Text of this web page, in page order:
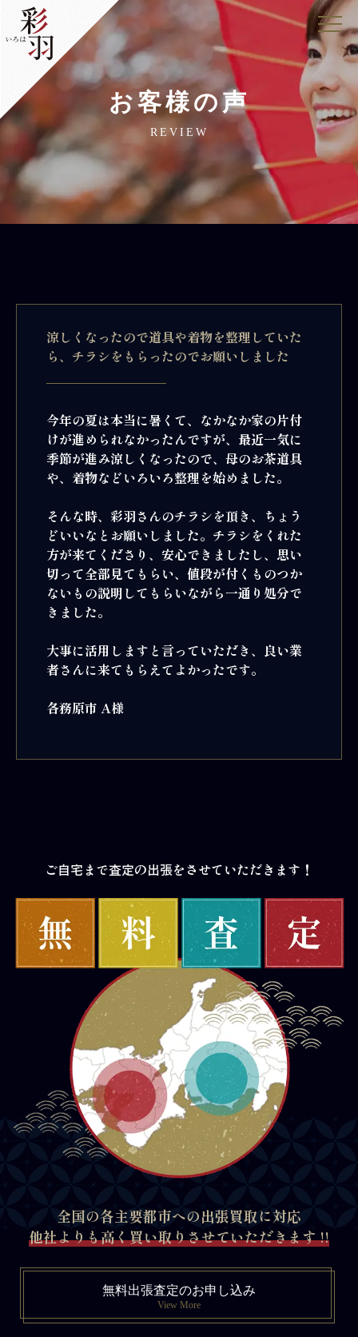
お客様の声
REVIEW
涼しくなったので道具や着物を整理していた
ら、チラシをもらったのでお願いしました
今年の夏は本当に暑くて、なかなか家の片付
けが進められなかったんですが、最近一気に
季節が進み涼しくなったので、母のお茶道具
や、着物などいろいろ整理を始めました。
そんな時、彩羽さんのチラシを頂き、ちょう
どいいなとお願いしました。チラシをくれた
方が来てくださり、安心できましたし、思い
切って全部見てもらい、値段が付くものつか
ないもの説明してもらいながら一通り処分で
きました。
大事に活用しますと言っていただき、良い業
者さんに来てもらえてよかったです。
各務原市 A様
ご自宅まで査定の出張をさせていただきます！
全国の各主要都市への出張買取に対応
他社よりも高く買い取りさせていただきます !!
無料出張査定のお申し込み
View More